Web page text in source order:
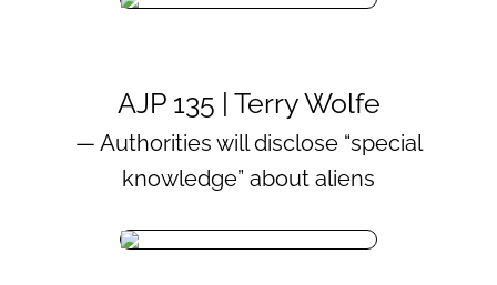
AJP 135 | Terry Wolfe
— Authorities will disclose “special
knowledge” about aliens